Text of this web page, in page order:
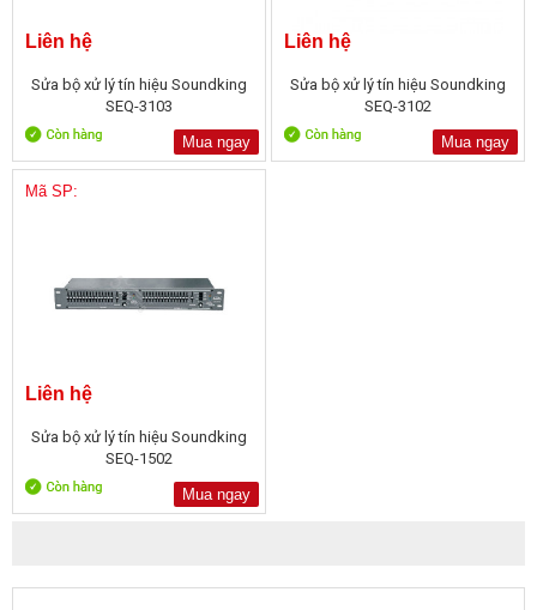
Liên hệ
Sửa bộ xử lý tín hiệu Soundking
SEQ-3103
Mua ngay
Liên hệ
Sửa bộ xử lý tín hiệu Soundking
SEQ-3102
Mua ngay
Mã SP:
Liên hệ
Sửa bộ xử lý tín hiệu Soundking
SEQ-1502
Mua ngay